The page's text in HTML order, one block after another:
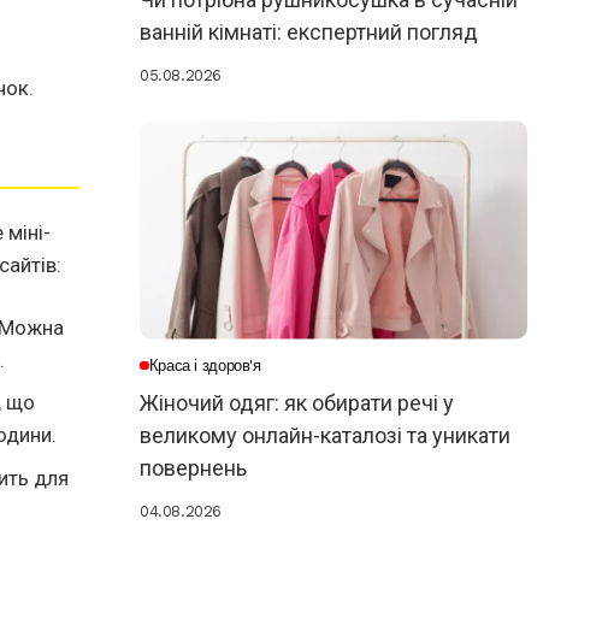
Можна
що
для
ванній кімнаті: експертний погляд
05.08.2026
Краса і здоров'я
Жіночий одяг: як обирати речі у
великому онлайн-каталозі та уникати
повернень
04.08.2026